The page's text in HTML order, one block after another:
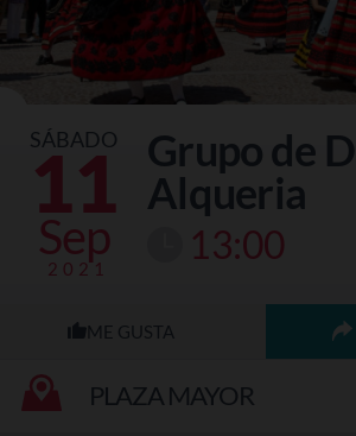
SÁBADO
11
Sep
2021
Grupo de
Alqueria
13:00
PLAZA MAYOR